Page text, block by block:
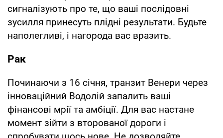
сигналізують про те, що ваші послідовні
зусилля принесуть плідні результати. Будьте
наполегливі, і нагорода вас вразить.
Рак
Починаючи з 16 січня, транзит Венери через
інноваційний Водолій запалить ваші
фінансові мрії та амбіції. Для вас настане
момент зійти з второваної дороги і